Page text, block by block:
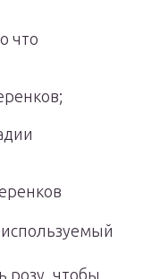
что
розу, чтобы